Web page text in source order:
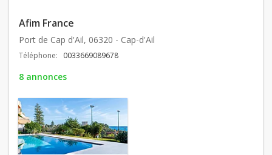
Afim France
Port de Cap d'Ail, 06320 - Cap-d'Ail
Téléphone: 0033669089678
8 annonces